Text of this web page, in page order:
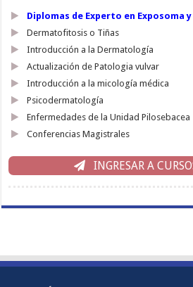
Diplomas de Experto en Exposoma y
Dermatofitosis o Tiñas
Introducción a la Dermatología
Actualización de Patologia vulvar
Introducción a la micología médica
Psicodermatología
Enfermedades de la Unidad Pilosebacea
Conferencias Magistrales
INGRESAR A